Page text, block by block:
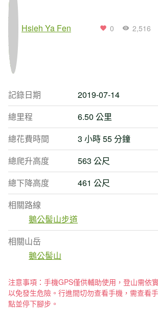
Hsieh Ya Fen 0 2,516
記錄日期
2019-07-14
總里程
6.50 公里
總花費時間
3 小時 55 分鐘
總爬升高度
563 公尺
總下降高度
461 公尺
相關路線
鵝公髻山步道
相關山岳
鵝公髻山
注意事項：手機GPS僅供輔助使用，登山需依
以免發生危險。行進間切勿查看手機，需查看
點並停下腳步。